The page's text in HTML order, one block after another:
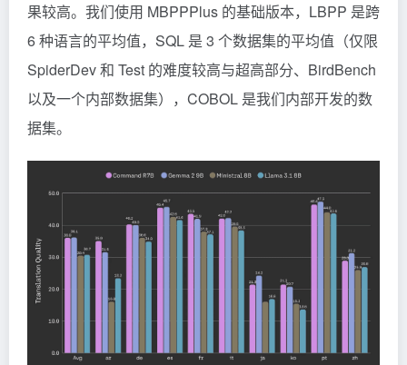
果较高。我们使用 MBPPPlus 的基础版本，LBPP 是跨
6 种语言的平均值，SQL 是 3 个数据集的平均值（仅限
SpiderDev 和 Test 的难度较高与超高部分、BirdBench
以及一个内部数据集），COBOL 是我们内部开发的数
据集。